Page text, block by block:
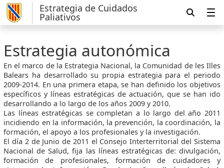
Estrategia de Cuidados
Paliativos
Estrategia autonómica
En el marco de la Estrategia Nacional, la Comunidad de les Illes
Balears ha desarrollado su propia estrategia para el periodo
2009-2014. En una primera etapa, se han definido los objetivos
específicos y líneas estratégicas de actuación, que se han ido
desarrollando a lo largo de los años 2009 y 2010.
Las líneas estratégicas se completan a lo largo del año 2011
incidiendo en la información, la prevención, la coordinación, la
formación, el apoyo a los profesionales y la investigación.
El día 2 de Junio de 2011 el Consejo Interterritorial del Sistema
Nacional de Salud, fija las líneas estratégicas de: divulgación,
formación de profesionales, formación de cuidadores y